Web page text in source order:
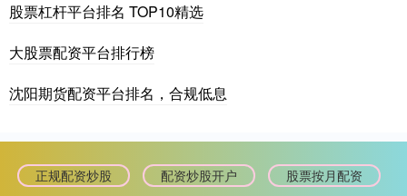
股票杠杆平台排名 TOP10精选
大股票配资平台排行榜
沈阳期货配资平台排名，合规低息
正规配资炒股 配资炒股开户 股票按月配资